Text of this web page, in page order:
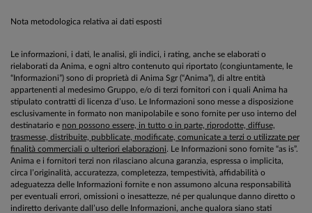
Nota metodologica relativa ai dati esposti
Le informazioni, i dati, le analisi, gli indici, i rating, anche se elaborati o
rielaborati da Anima, e ogni altro contenuto qui riportato (congiuntamente, le
“Informazioni”) sono di proprietà di Anima Sgr (“Anima”), di altre entità
appartenenti al medesimo Gruppo, e/o di terzi fornitori con i quali Anima ha
stipulato contratti di licenza d’uso. Le Informazioni sono messe a disposizione
esclusivamente in formato non manipolabile e sono fornite per uso interno del
destinatario e non possono essere, in tutto o in parte, riprodotte, diffuse,
trasmesse, distribuite, pubblicate, modificate, comunicate a terzi o utilizzate per
finalità commerciali o ulteriori elaborazioni. Le Informazioni sono fornite “as is”.
Anima e i fornitori terzi non rilasciano alcuna garanzia, espressa o implicita,
circa l’originalità, accuratezza, completezza, tempestività, affidabilità o
adeguatezza delle Informazioni fornite e non assumono alcuna responsabilità
per eventuali errori, omissioni o inesattezze, né per qualunque danno diretto o
indiretto derivante dall’uso delle Informazioni, anche qualora siano stati